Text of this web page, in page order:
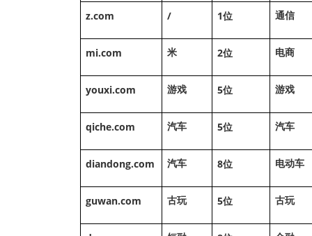
z.com / 1位 通信
mi.com 米 2位 电商
youxi.com 游戏 5位 游戏
qiche.com 汽车 5位 汽车
diandong.com 汽车 8位 电动车
guwan.com 古玩 5位 古玩